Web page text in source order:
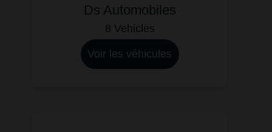
Ds Automobiles
8 Vehicles
Voir les véhicules